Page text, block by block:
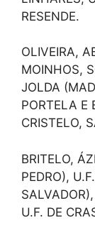
RESENDE.
OLIVEIRA,
MOINHOS,
JOLDA
PORTELA E
CRISTELO,
BRITELO,
PEDRO),
U.F. DE